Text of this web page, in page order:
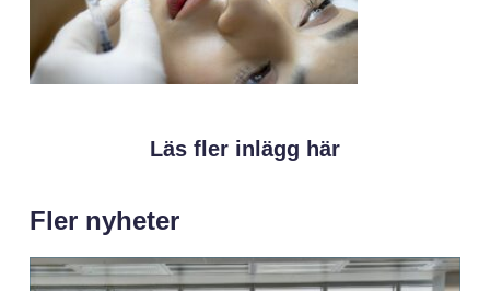
Läs fler inlägg här
Fler nyheter